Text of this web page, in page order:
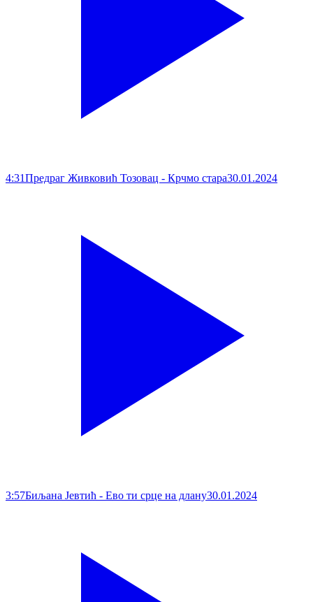
4:31Предраг Живковић Тозовац - Крчмо стара30.01.2024
3:57Биљана Јевтић - Ево ти срце на длану30.01.2024